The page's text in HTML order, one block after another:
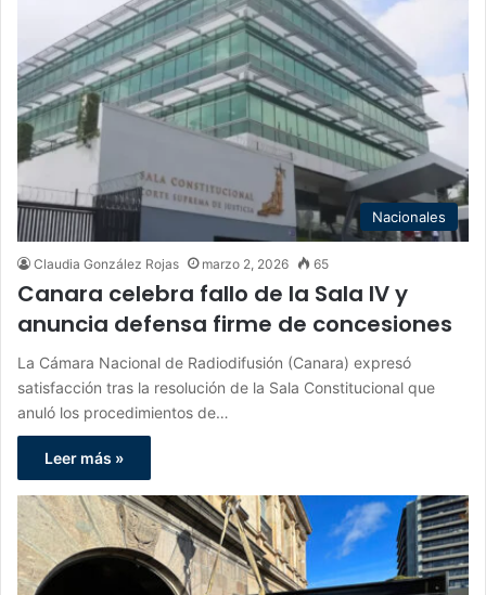
Nacionales
Claudia González Rojas marzo 2, 2026 65
Canara celebra fallo de la Sala IV y
anuncia defensa firme de concesiones
La Cámara Nacional de Radiodifusión (Canara) expresó
satisfacción tras la resolución de la Sala Constitucional que
anuló los procedimientos de…
Leer más »